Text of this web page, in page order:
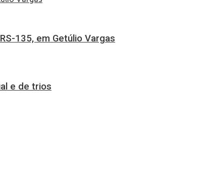
135, em Getúlio Vargas
e de trios